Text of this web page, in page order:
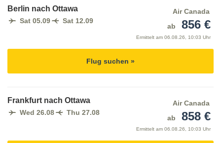
Berlin nach Ottawa
Sat 05.09 Sat 12.09
Air Canada
ab
856 €
Ermittelt am 06.08.26, 10:03 Uhr
Flug suchen »
Frankfurt nach Ottawa
Wed 26.08 Thu 27.08
Air Canada
ab
858 €
Ermittelt am 06.08.26, 10:03 Uhr